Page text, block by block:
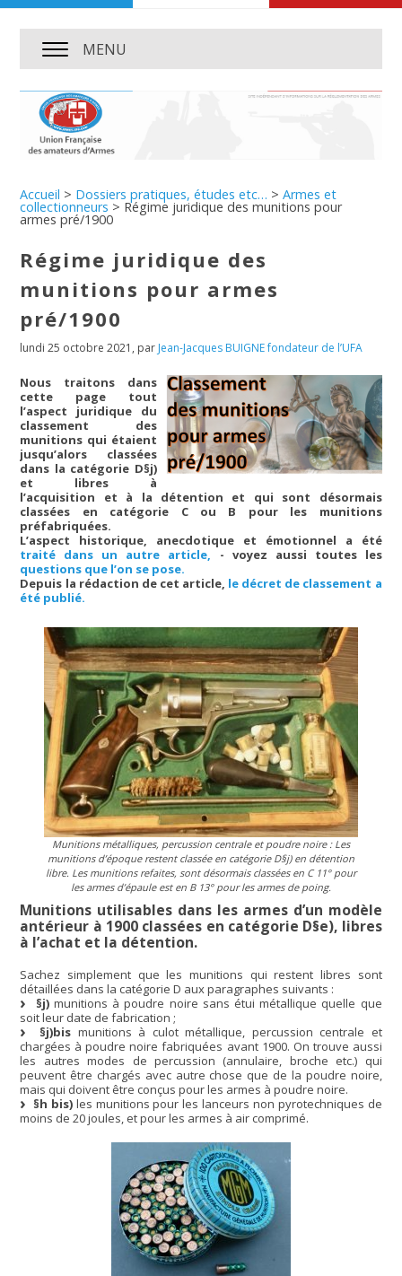
MENU
Accueil > Dossiers pratiques, études etc… >Armes et
collectionneurs > Régime juridique des munitions pour
armes pré/1900
Régime juridique des
munitions pour armes
pré/1900
lundi 25 octobre 2021, par Jean-Jacques BUIGNE fondateur de l’UFA
Nous traitons dans
cette page tout
l’aspect juridique du
classement des
munitions qui étaient
jusqu’alors classées
dans la catégorie D§j)
et libres à
l’acquisition et à la détention et qui sont désormais
classées en catégorie C ou B pour les munitions
préfabriquées.
L’aspect historique, anecdotique et émotionnel a été
traité dans un autre article, - voyez aussi toutes les
questions que l’on se pose.
Depuis la rédaction de cet article, le décret de classement a
été publié.
Munitions métalliques, percussion centrale et poudre noire : Les
munitions d’époque restent classée en catégorie D§j) en détention
libre. Les munitions refaites, sont désormais classées en C 11° pour
les armes d’épaule est en B 13° pour les armes de poing.
Munitions utilisables dans les armes d’un modèle
antérieur à 1900 classées en catégorie D§e), libres
à l’achat et la détention.
Sachez simplement que les munitions qui restent libres sont
détaillées dans la catégorie D aux paragraphes suivants :
§j)munitions à poudre noire sans étui métallique quelle que
soit leur date de fabrication ;
§j)bis munitions à culot métallique, percussion centrale et
chargées à poudre noire fabriquées avant 1900. On trouve aussi
les autres modes de percussion (annulaire, broche etc.) qui
peuvent être chargés avec autre chose que de la poudre noire,
mais qui doivent être conçus pour les armes à poudre noire.
§h bis) les munitions pour les lanceurs non pyrotechniques de
moins de 20 joules, et pour les armes à air comprimé.